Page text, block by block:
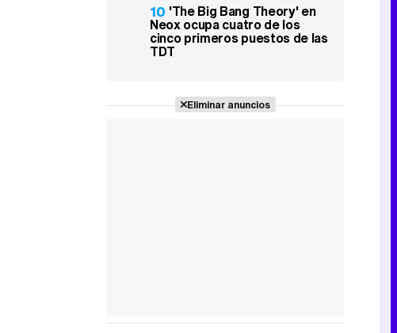
10 'The Big Bang Theory' en
Neox ocupa cuatro de los
cinco primeros puestos de las
TDT
Eliminar anuncios